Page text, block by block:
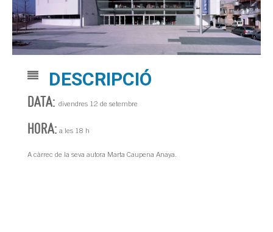
DESCRIPCIÓ
DATA: divendres 12 de setembre
HORA: a les 18 h
A càrrec de la seva autora Marta Caupena Anaya.